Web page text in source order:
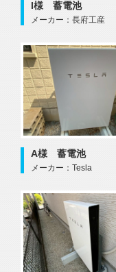
I様 蓄電池
メーカー：長府工産
A様 蓄電池
メーカー：Tesla